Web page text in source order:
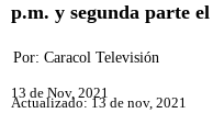
p.m. y segunda parte
Por: Caracol Televisión
13 de Nov, 2021
Actualizado: 13 de nov, 2021